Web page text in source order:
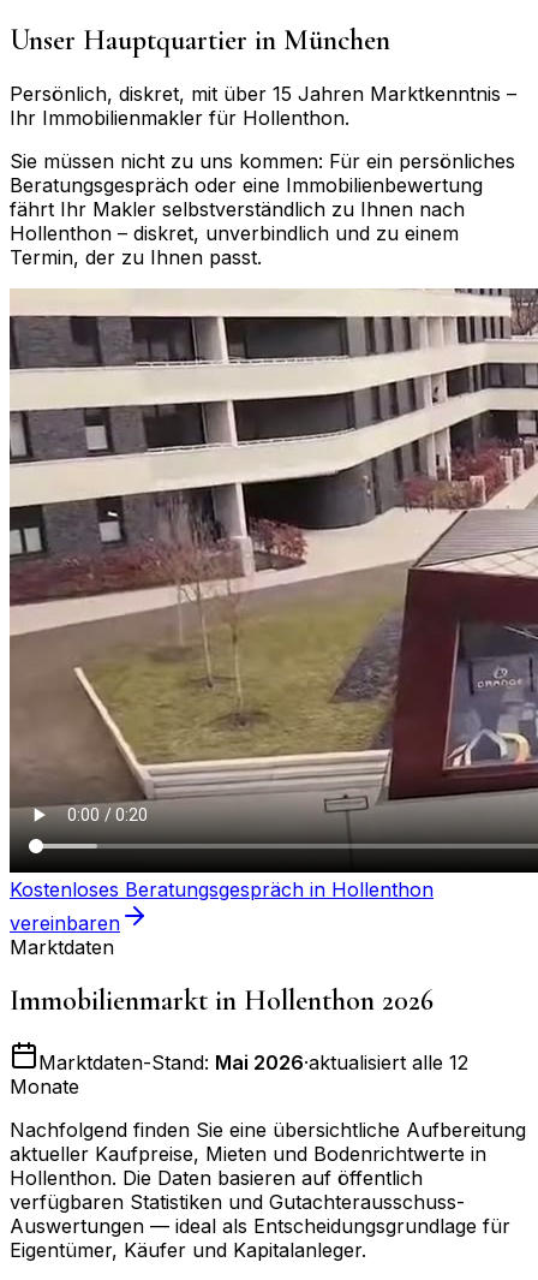
Unser Hauptquartier in München
Persönlich, diskret, mit über 15 Jahren Marktkenntnis –
Ihr Immobilienmakler für Hollenthon.
Sie müssen nicht zu uns kommen: Für ein persönliches
Beratungsgespräch oder eine Immobilienbewertung
fährt Ihr Makler selbstverständlich zu Ihnen nach
Hollenthon – diskret, unverbindlich und zu einem
Termin, der zu Ihnen passt.
Kostenloses Beratungsgespräch in Hollenthon
vereinbaren
Marktdaten
Immobilienmarkt in Hollenthon 2026
Marktdaten-Stand: Mai 2026·aktualisiert alle 12
Monate
Nachfolgend finden Sie eine übersichtliche Aufbereitung
aktueller Kaufpreise, Mieten und Bodenrichtwerte in
Hollenthon. Die Daten basieren auf öffentlich
verfügbaren Statistiken und Gutachterausschuss-
Auswertungen — ideal als Entscheidungsgrundlage für
Eigentümer, Käufer und Kapitalanleger.